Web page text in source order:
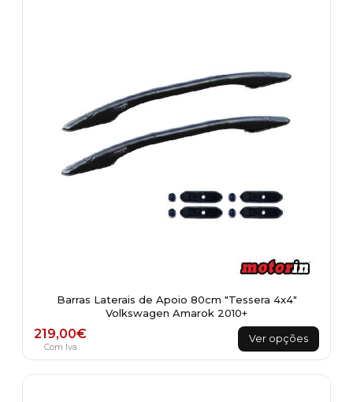
chosen
on
product
page
Barras Laterais de Apoio 80cm "Tessera 4x4"
Volkswagen Amarok 2010+
219,00€
Com Iva
Ver opções
This
product
has
multiple